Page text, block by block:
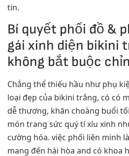
tin.
Bí quyết phối đồ &
gái xinh diện bikini
không bắt buộc
Chẳng thể thiếu hầu như phụ
loại đẹp của bikini trắng, có có
dễ thương, khăn choàng buổi
món trang sức quý tí xíu xinh
cường hóa. việc phối liên minh
mang đến hài hòa and có khoa